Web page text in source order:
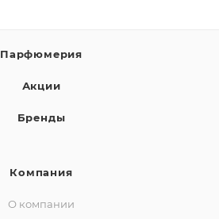
Парфюмерия
Акции
Бренды
Компания
О компании